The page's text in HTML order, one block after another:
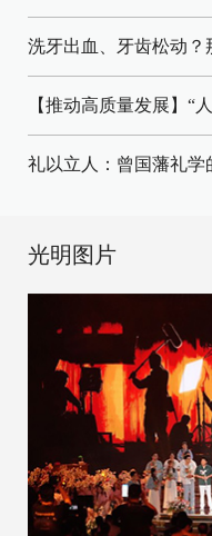
洗牙出血、牙齿松动？
【推动高质量发展】“
礼以立人：曾国藩礼学
光明图片